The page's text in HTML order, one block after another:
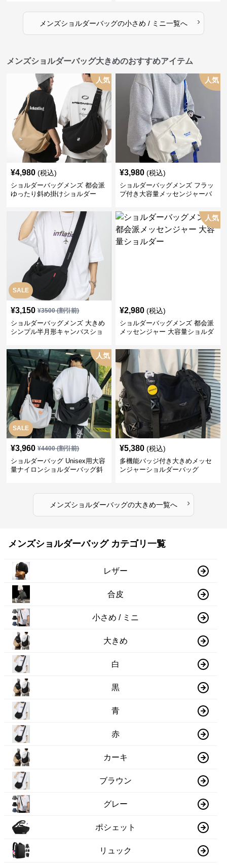
メンズショルダーバッグの小さめ / ミニ一覧へ ›
メンズショルダーバッグ大きめのおすすめアイテム
人気
¥4,980 (税込)
ショルダーバッグメンズ 都会派
ゆったり斜め掛けショルダー
人気
¥3,980 (税込)
ショルダーバッグメンズ フラッ
プ付き大容量メッセンジャーバ
SALE
¥3,150 ¥3500(割引前)
ショルダーバッグメンズ 大きめ
シンプル半月形キャンバスショ
人気
¥2,980 (税込)
ショルダーバッグメンズ 都会派
メッセンジャー 大容量ショルダ
SALE
人気
¥3,960 ¥4400(割引前)
ショルダーバッグ Unisex用大容
量ナイロンショルダーバッグ斜
¥5,380 (税込)
多機能バッジ付き大きめメッセ
ンジャーショルダーバッグ
メンズショルダーバッグの大きめ一覧へ ›
メンズショルダーバッグ カテゴリ一覧
レザー
合皮
小さめ / ミニ
大きめ
白
黒
青
赤
カーキ
ブラウン
グレー
ポシェット
リュック